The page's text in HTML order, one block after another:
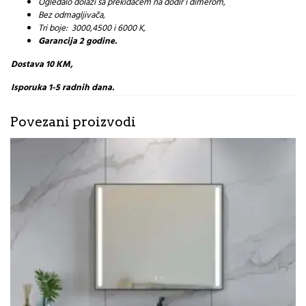
Bez odmagljivača,
Tri boje: 3000,4500 i 6000 K,
Garancija 2 godine.
Dostava 10 KM,
Isporuka 1-5 radnih dana.
Povezani proizvodi